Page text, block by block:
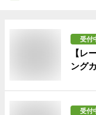
受付
【レ
ング
受付